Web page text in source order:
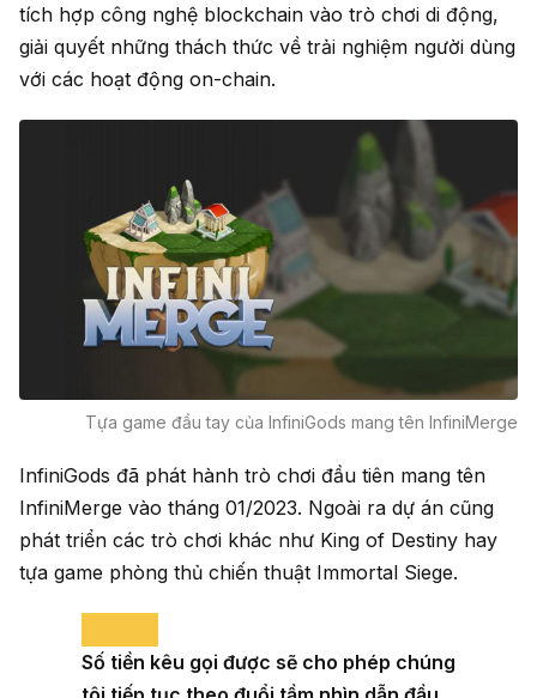
tích hợp công nghệ blockchain vào trò chơi di động,
giải quyết những thách thức về trải nghiệm người dùng
với các hoạt động on-chain.
Tựa game đầu tay của InfiniGods mang tên InfiniMerge
InfiniGods đã phát hành trò chơi đầu tiên mang tên
InfiniMerge vào tháng 01/2023. Ngoài ra dự án cũng
phát triển các trò chơi khác như King of Destiny hay
tựa game phòng thủ chiến thuật Immortal Siege.
Số tiền kêu gọi được sẽ cho phép chúng